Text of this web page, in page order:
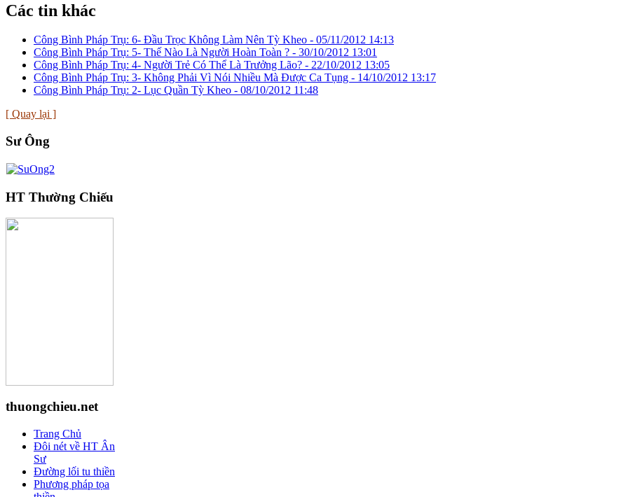
Các tin khác
Công Bình Pháp Trụ: 6- Ðầu Trọc Không Làm Nên Tỳ Kheo - 05/11/2012 14:13
Công Bình Pháp Trụ: 5- Thế Nào Là Người Hoàn Toàn ? - 30/10/2012 13:01
Công Bình Pháp Trụ: 4- Người Trẻ Có Thể Là Trưởng Lão? - 22/10/2012 13:05
Công Bình Pháp Trụ: 3- Không Phải Vì Nói Nhiều Mà Ðược Ca Tụng - 14/10/2012 13:17
Công Bình Pháp Trụ: 2- Lục Quần Tỳ Kheo - 08/10/2012 11:48
[ Quay lại ]
Sư Ông
HT Thường Chiếu
thuongchieu.net
Trang Chủ
Đôi nét về HT Ân
Sư
Đường lối tu thiền
Phương pháp tọa